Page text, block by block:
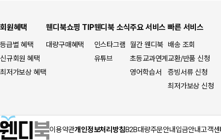
회원혜택
등급별 혜택
신규회원 혜택
최저가보상 혜택
웬디북쇼핑 TIP
대량구매혜택
웬디북 소식
인스타그램
유튜브
주요 서비스
월간 웬디북
초등교과연계
영어학습서
빠른 서비스
배송 조회
교환/반품 신청
증빙서류 신청
최저가보상 신청
이용약관개인정보처리방침B2B대량주문안내입금안내고객